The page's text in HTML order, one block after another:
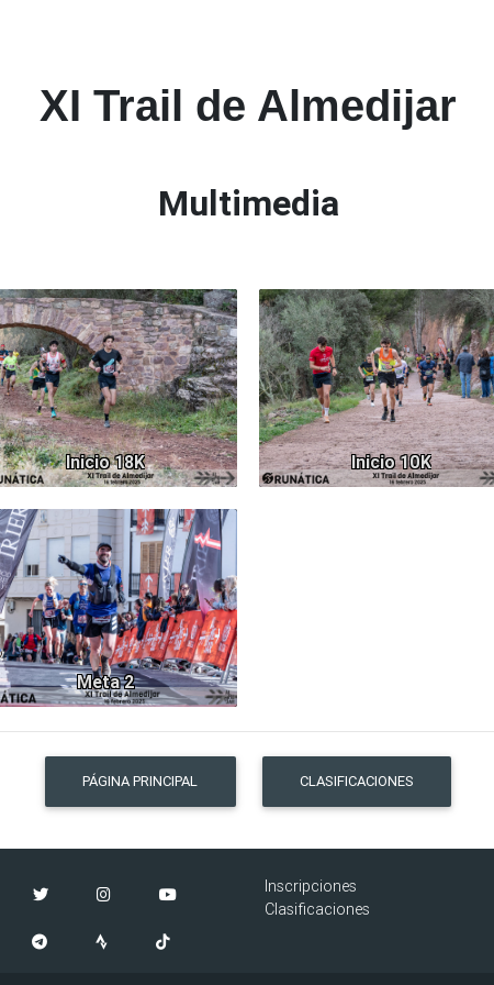
XI Trail de Almedijar
Multimedia
Inicio 18K
835
Inicio 10K
Meta 2
1242
PÁGINA PRINCIPAL CLASIFICACIONES
Inscripciones
Clasificaciones